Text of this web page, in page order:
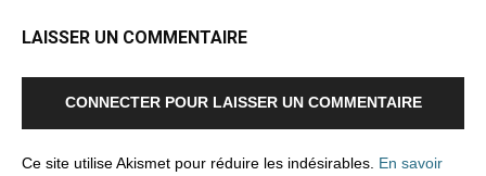
LAISSER UN COMMENTAIRE
CONNECTER POUR LAISSER UN COMMENTAIRE
Ce site utilise Akismet pour réduire les indésirables. En savoir